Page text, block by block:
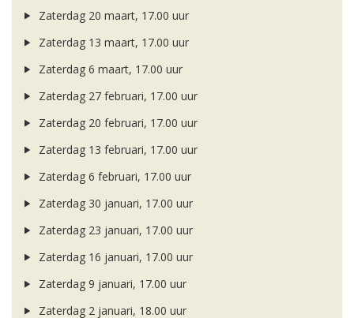
Zaterdag 20 maart, 17.00 uur
Zaterdag 13 maart, 17.00 uur
Zaterdag 6 maart, 17.00 uur
Zaterdag 27 februari, 17.00 uur
Zaterdag 20 februari, 17.00 uur
Zaterdag 13 februari, 17.00 uur
Zaterdag 6 februari, 17.00 uur
Zaterdag 30 januari, 17.00 uur
Zaterdag 23 januari, 17.00 uur
Zaterdag 16 januari, 17.00 uur
Zaterdag 9 januari, 17.00 uur
Zaterdag 2 januari, 18.00 uur